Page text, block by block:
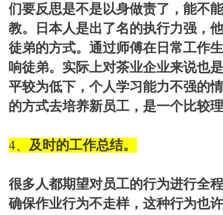
们要反思是不是以身做责了，能不
教。日本人是出了名的执行力强，
徒弟的方式。通过师傅在日常工作
响徒弟。实际上对茶业企业来说也
平较为低下，个人学习能力不强的
的方式去培养新员工，是一个比较
4、 及时的工作总结。
很多人都期望对员工的行为进行全
确保作业行为不走样，这种行为也